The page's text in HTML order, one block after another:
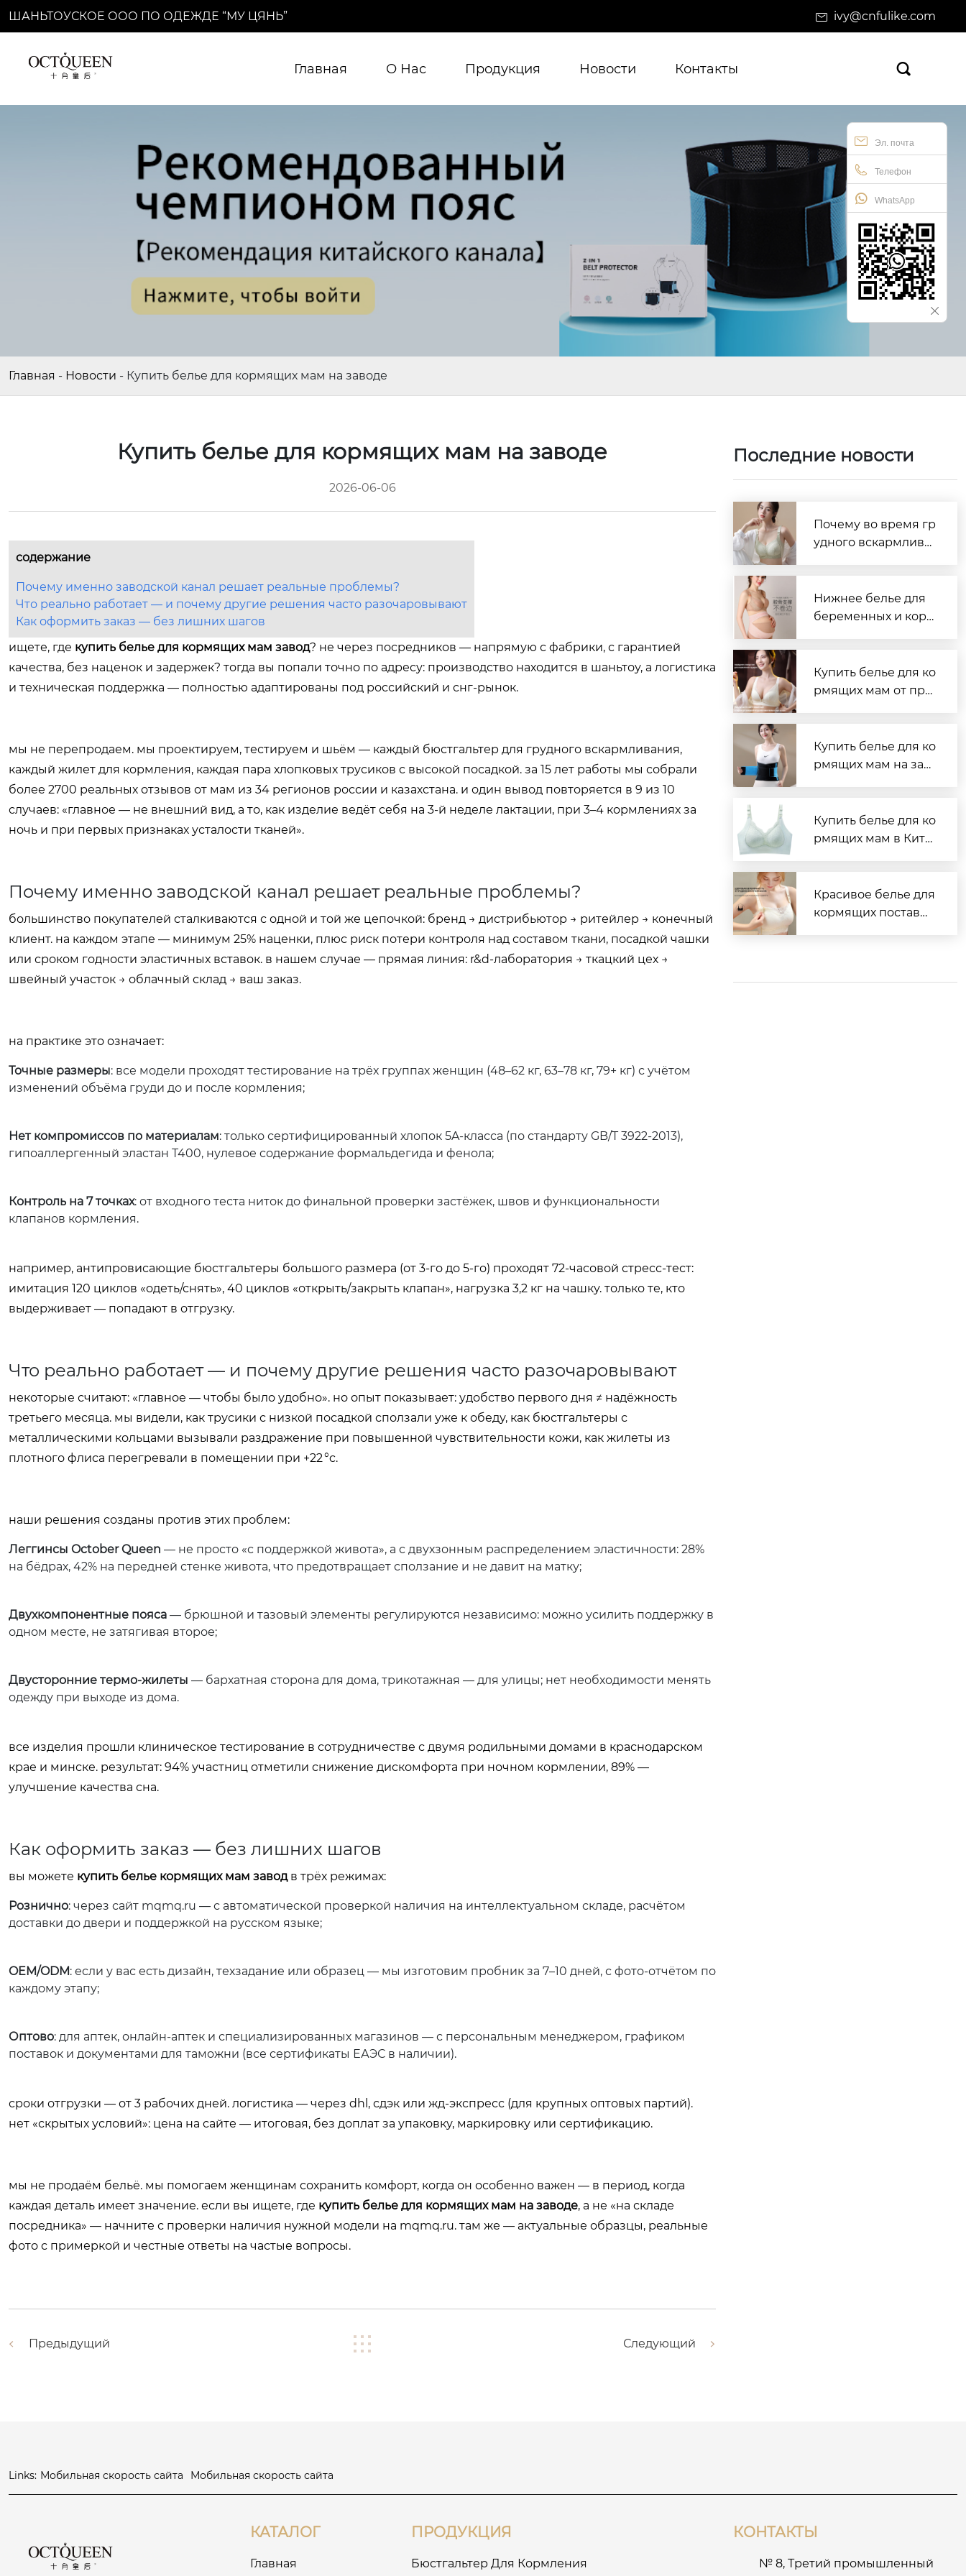
ШАНЬТОУСКОЕ ООО ПО ОДЕЖДЕ “МУ ЦЯНЬ” ivy@cnfulike.com
Главная О Нас Продукция Новости Контакты 
Эл. почта
Телефон
WhatsApp
Главная - Новости - Купить белье для кормящих мам на заводе
Купить белье для кормящих мам на заводе
2026-06-06
содержание
Почему именно заводской канал решает реальные проблемы?
Что реально работает — и почему другие решения часто разочаровывают
Как оформить заказ — без лишних шагов
ищете, где купить белье для кормящих мам завод? не через посредников — напрямую с фабрики, с гарантией
качества, без наценок и задержек? тогда вы попали точно по адресу: производство находится в шаньтоу, а логистика
и техническая поддержка — полностью адаптированы под российский и снг-рынок.
мы не перепродаем. мы проектируем, тестируем и шьём — каждый бюстгальтер для грудного вскармливания,
каждый жилет для кормления, каждая пара хлопковых трусиков с высокой посадкой. за 15 лет работы мы собрали
более 2700 реальных отзывов от мам из 34 регионов россии и казахстана. и один вывод повторяется в 9 из 10
случаев: «главное — не внешний вид, а то, как изделие ведёт себя на 3-й неделе лактации, при 3–4 кормлениях за
ночь и при первых признаках усталости тканей».
Почему именно заводской канал решает реальные проблемы?
большинство покупателей сталкиваются с одной и той же цепочкой: бренд → дистрибьютор → ритейлер → конечный
клиент. на каждом этапе — минимум 25% наценки, плюс риск потери контроля над составом ткани, посадкой чашки
или сроком годности эластичных вставок. в нашем случае — прямая линия: r&d-лаборатория → ткацкий цех →
швейный участок → облачный склад → ваш заказ.
на практике это означает:
Точные размеры: все модели проходят тестирование на трёх группах женщин (48–62 кг, 63–78 кг, 79+ кг) с учётом
изменений объёма груди до и после кормления;
Нет компромиссов по материалам: только сертифицированный хлопок 5A-класса (по стандарту GB/T 3922-2013),
гипоаллергенный эластан T400, нулевое содержание формальдегида и фенола;
Контроль на 7 точках: от входного теста ниток до финальной проверки застёжек, швов и функциональности
клапанов кормления.
например, антипровисающие бюстгальтеры большого размера (от 3-го до 5-го) проходят 72-часовой стресс-тест:
имитация 120 циклов «одеть/снять», 40 циклов «открыть/закрыть клапан», нагрузка 3,2 кг на чашку. только те, кто
выдерживает — попадают в отгрузку.
Что реально работает — и почему другие решения часто разочаровывают
некоторые считают: «главное — чтобы было удобно». но опыт показывает: удобство первого дня ≠ надёжность
третьего месяца. мы видели, как трусики с низкой посадкой сползали уже к обеду, как бюстгальтеры с
металлическими кольцами вызывали раздражение при повышенной чувствительности кожи, как жилеты из
плотного флиса перегревали в помещении при +22 °c.
наши решения созданы против этих проблем:
Леггинсы October Queen — не просто «с поддержкой живота», а с двухзонным распределением эластичности: 28%
на бёдрах, 42% на передней стенке живота, что предотвращает сползание и не давит на матку;
Двухкомпонентные пояса — брюшной и тазовый элементы регулируются независимо: можно усилить поддержку в
одном месте, не затягивая второе;
Двусторонние термо-жилеты — бархатная сторона для дома, трикотажная — для улицы; нет необходимости менять
одежду при выходе из дома.
все изделия прошли клиническое тестирование в сотрудничестве с двумя родильными домами в краснодарском
крае и минске. результат: 94% участниц отметили снижение дискомфорта при ночном кормлении, 89% —
улучшение качества сна.
Как оформить заказ — без лишних шагов
вы можете купить белье кормящих мам заводв трёх режимах:
Рознично: через сайт mqmq.ru — с автоматической проверкой наличия на интеллектуальном складе, расчётом
доставки до двери и поддержкой на русском языке;
OEM/ODM: если у вас есть дизайн, техзадание или образец — мы изготовим пробник за 7–10 дней, с фото-отчётом по
каждому этапу;
Оптово: для аптек, онлайн-аптек и специализированных магазинов — с персональным менеджером, графиком
поставок и документами для таможни (все сертификаты ЕАЭС в наличии).
сроки отгрузки — от 3 рабочих дней. логистика — через dhl, сдэк или жд-экспресс (для крупных оптовых партий).
нет «скрытых условий»: цена на сайте — итоговая, без доплат за упаковку, маркировку или сертификацию.
мы не продаём бельё. мы помогаем женщинам сохранить комфорт, когда он особенно важен — в период, когда
каждая деталь имеет значение. если вы ищете, где купить белье для кормящих мам на заводе, а не «на складе
посредника» — начните с проверки наличия нужной модели на mqmq.ru. там же — актуальные образцы, реальные
фото с примеркой и честные ответы на частые вопросы.
Предыдущий Следующий
Последние новости
Почему во время гр
удного вскармлива
Нижнее белье для
беременных и корм
белья
Купить белье для ко
рмящих мам от про
Купить белье для ко
рмящих мам на зав
Купить белье для ко
рмящих мам в Кита
Красивое белье для
кормящих поставщ
Links: Мобильная скорость сайта Мобильная скорость сайта
КАТАЛОГ
Главная
ПРОДУКЦИЯ
Бюстгальтер Для Кормления
КОНТАКТЫ
№ 8, Третий промышленный